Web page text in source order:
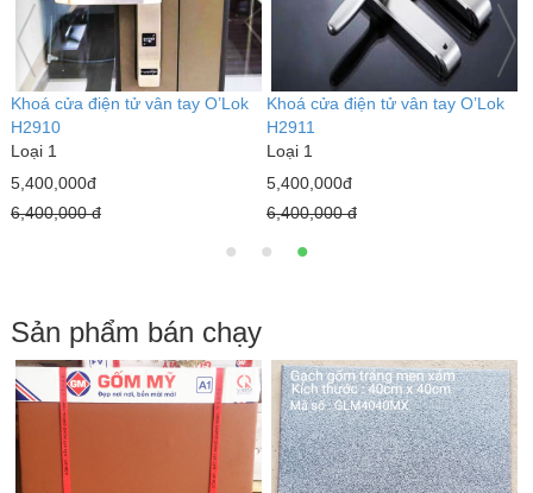
Khoá cửa điện tử vân tay O’Lok
H2910
Loại 1
5,400,000đ
6,400,000 đ
Khoá cửa điện tử vân tay O’Lok
H2911
Loại 1
5,400,000đ
6,400,000 đ
Sản phẩm bán chạy